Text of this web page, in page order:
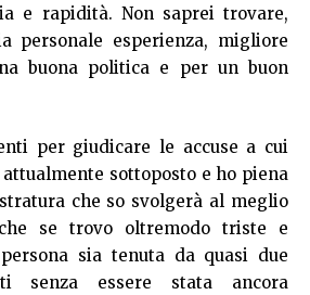
e rapidità. Non saprei trovare,
personale esperienza, migliore
buona politica e per un buon
per giudicare le accuse a cui
sottoposto e ho piena
che so svolgerà al meglio
se trovo oltremodo triste e
sia tenuta da quasi due
senza essere stata ancora